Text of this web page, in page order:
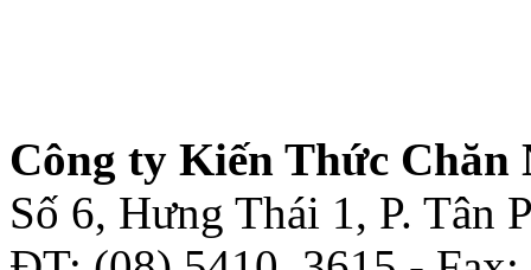
Công ty Kiến Thức Chăn
Số 6, Hưng Thái 1, P. Tân